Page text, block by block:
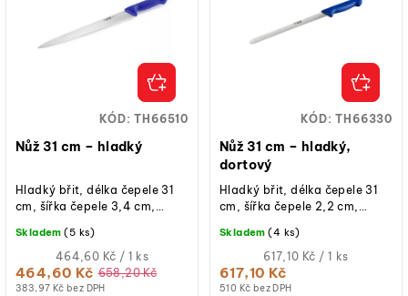
Nůž 31 cm – hladký
383,97 Kč bez DPH
464,60 Kč 658,20 Kč
Měrná
cena:
464,60 Kč / 1 ks
Skladem (5 ks)
Hladký břit, délka čepele 31
cm, šířka čepele 3,4 cm,
plastová 13,5 cm, modrá
barva, vhodný do...
KÓD:TH66510
Nůž 31 cm – hladký,
dortový
510 Kč bez DPH
617,10 Kč
Měrná
cena:
617,10 Kč / 1 ks
Skladem (4 ks)
Hladký břit, délka čepele 31
cm, šířka čepele 2,2 cm,
plastová 13,5 cm, modrá
barva, vhodný do...
KÓD:TH66330